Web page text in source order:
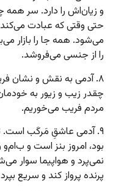
و زیان‌اش را دارد. سر همه
حتی وقتی که عبادت
می‌شود. همه جا را بازار
را از جنسی می‌فروشد.
۸. آدمی به نقش و نشان
چقدر زیب و زیور به
مردم فریب می‌خوریم.
۹. آدمی عاشقِ مَرکَب است.
بود، امروز بنز است و ب‌ام‌و
نمی‌پرد و هواپیما سوار
پرنده پرواز کند و سریع بپرد